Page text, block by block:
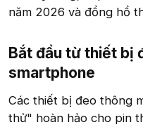
năm 2026 và đồng hồ
Bắt đầu từ thiết bị
smartphone​
Các thiết bị đeo thông
thử" hoàn hảo cho pin